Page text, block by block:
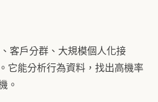
客戶分群、大規模個人化接
它能分析行為資料，找出高機率
。